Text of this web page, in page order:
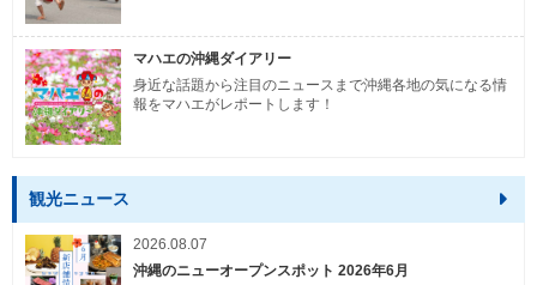
マハエの沖縄ダイアリー
身近な話題から注目のニュースまで沖縄各地の気になる情
報をマハエがレポートします！
観光ニュース
2026.08.07
沖縄のニューオープンスポット 2026年6月